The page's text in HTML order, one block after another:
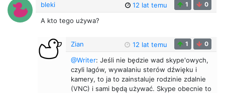
bleki 12 lat temu 1 0
A kto tego używa?
Zian 12 lat temu 1 0
@Writer: Jeśli nie będzie wad skype'owych,
czyli lagów, wywalaniu sterów dźwięku i
kamery, to ja to zainstaluje rodzinie zdalnie
(VNC) i sami będą używać. Skype obecnie to